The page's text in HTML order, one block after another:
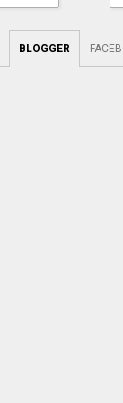
BLOGGER